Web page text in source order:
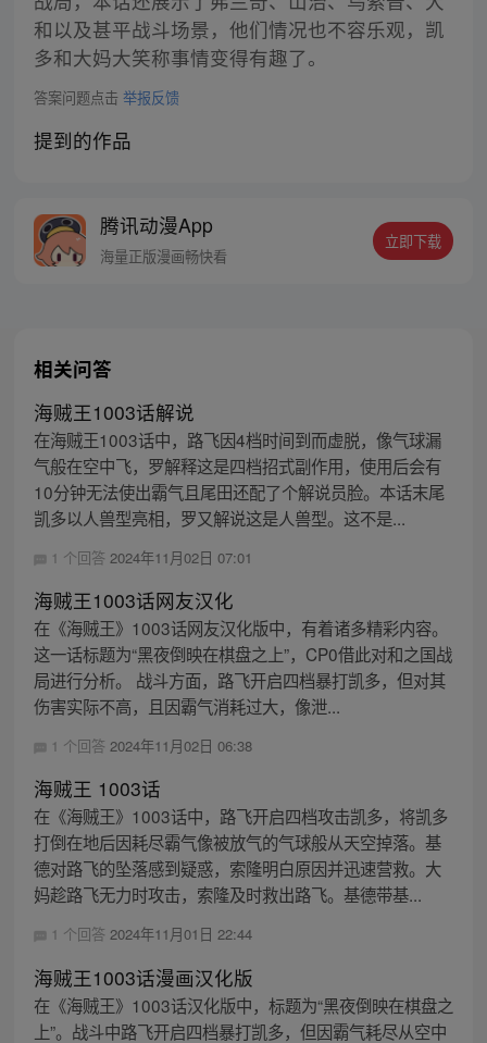
和以及甚平战斗场景，他们情况也不容乐观，凯
多和大妈大笑称事情变得有趣了。
答案问题点击 举报反馈
提到的作品
腾讯动漫App
海量正版漫画畅快看
立即下载
相关问答
海贼王1003话解说
在海贼王1003话中，路飞因4档时间到而虚脱，像气球漏
气般在空中飞，罗解释这是四档招式副作用，使用后会有
10分钟无法使出霸气且尾田还配了个解说员脸。本话末尾
凯多以人兽型亮相，罗又解说这是人兽型。这不是...
1 个回答 2024年11月02日 07:01
海贼王1003话网友汉化
在《海贼王》1003话网友汉化版中，有着诸多精彩内容。
这一话标题为“黑夜倒映在棋盘之上”，CP0借此对和之国战
局进行分析。 战斗方面，路飞开启四档暴打凯多，但对其
伤害实际不高，且因霸气消耗过大，像泄...
1 个回答 2024年11月02日 06:38
海贼王 1003话
在《海贼王》1003话中，路飞开启四档攻击凯多，将凯多
打倒在地后因耗尽霸气像被放气的气球般从天空掉落。基
德对路飞的坠落感到疑惑，索隆明白原因并迅速营救。大
妈趁路飞无力时攻击，索隆及时救出路飞。基德带基...
1 个回答 2024年11月01日 22:44
海贼王1003话漫画汉化版
在《海贼王》1003话汉化版中，标题为“黑夜倒映在棋盘之
上”。战斗中路飞开启四档暴打凯多，但因霸气耗尽从空中